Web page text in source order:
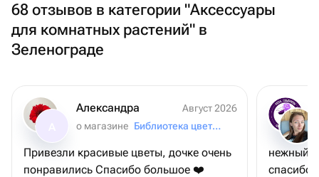
68 отзывов в категории "Аксессуары
для комнатных растений" в
Зеленограде
Александра
Август 2026
о магазине
Библиотека цветов
Привезли красивые цветы, дочке очень
понравились Спасибо большое ❤️
нежный
спасибо